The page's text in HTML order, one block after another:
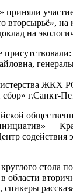
участие
вторсырьё»,
на
присутствовали:
ЖКХ
г.Санкт-
—
содействия
стола
области